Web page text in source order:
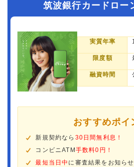
筑波銀行カードロー
実質年率
限度額
融資時間
おすすめポイ
新規契約なら 30日間無利息！
コンビニATM 手数料0円！
最短当日中 に審査結果をお知らせ